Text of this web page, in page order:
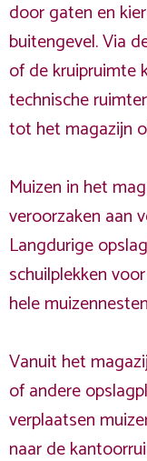
door gaten en
buitengevel. Via
of de kruipruimte
technische
tot het magazijn
Muizen in het
veroorzaken aan
Langdurige
schuilplekken
hele
Vanuit het
of andere
verplaatsen
naar de